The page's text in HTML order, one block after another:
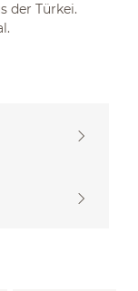
der Türkei.